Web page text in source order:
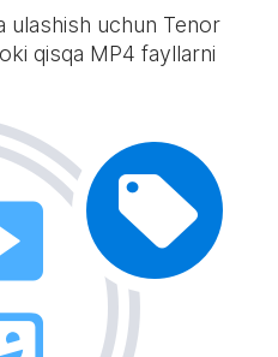
ulashish uchun Tenor
qisqa MP4 fayllarni